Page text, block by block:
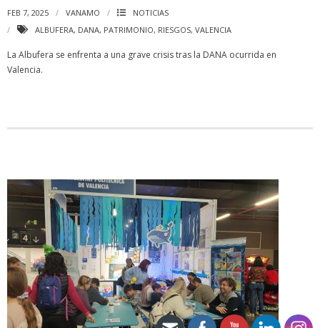
FEB 7, 2025 VANAMO
NOTICIAS
ALBUFERA, DANA, PATRIMONIO, RIESGOS, VALENCIA
La Albufera se enfrenta a una grave crisis tras la DANA ocurrida en
Valencia.